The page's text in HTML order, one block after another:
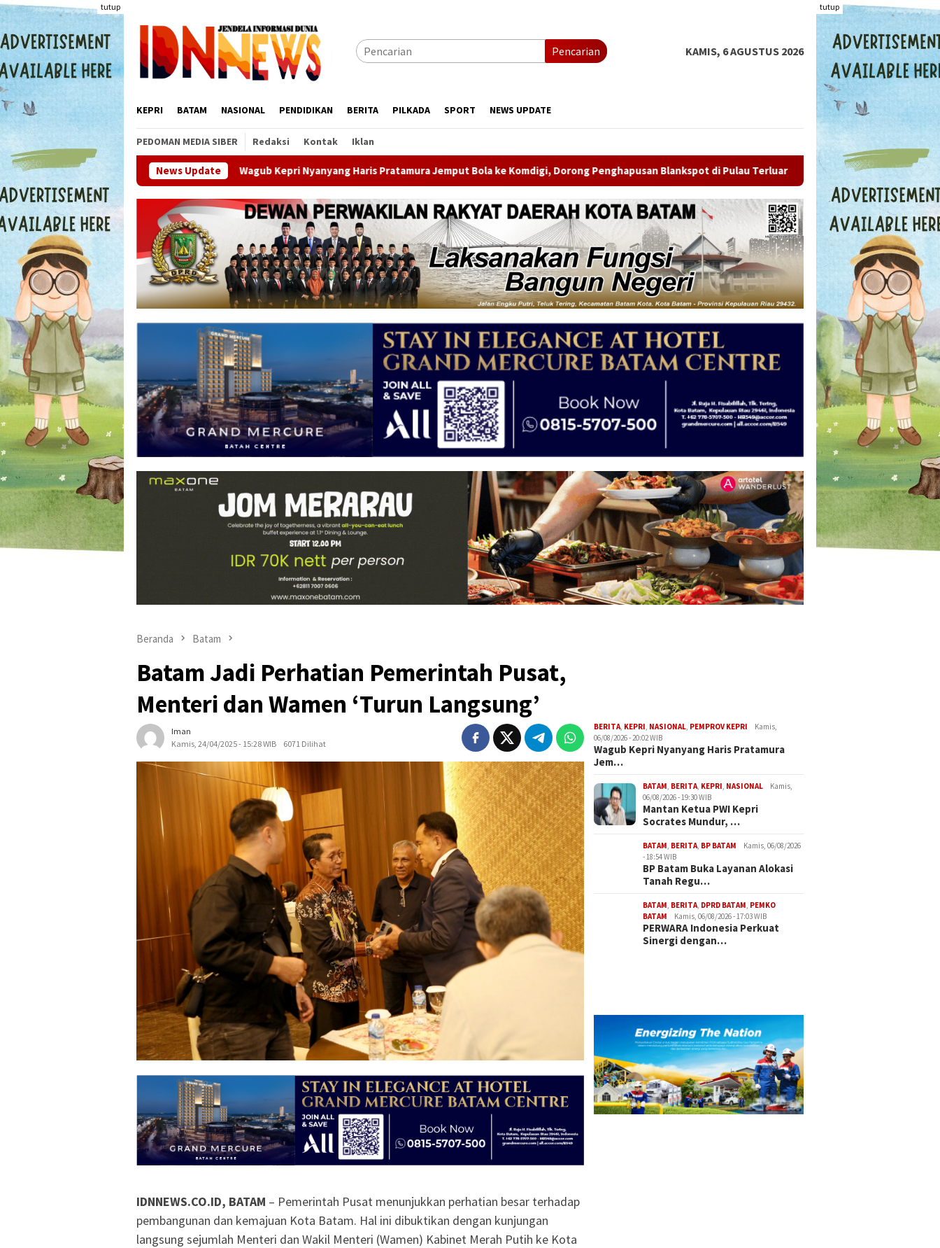
Loncat
ke
konten
tutup tutup
Pencarian KAMIS, 6 AGUSTUS 2026
KEPRI BATAM NASIONAL PENDIDIKAN BERITA PILKADA SPORT NEWS UPDATE
PEDOMAN MEDIA SIBER Redaksi Kontak Iklan
News Update
Wagub Kepri Nyanyang Haris Pratamura Jemput Bola ke Komdigi, Dorong Penghapusan Blankspot di Pulau Terluar Mantan Ketua PWI Kepri Socrates Mundur,
Beranda Batam
Batam Jadi Perhatian Pemerintah Pusat,
Menteri dan Wamen ‘Turun Langsung’
Iman
Kamis, 24/04/2025 - 15:28 WIB
6071 Dilihat
IDNNEWS.CO.ID, BATAM – Pemerintah Pusat menunjukkan perhatian besar terhadap
pembangunan dan kemajuan Kota Batam. Hal ini dibuktikan dengan kunjungan
langsung sejumlah Menteri dan Wakil Menteri (Wamen) Kabinet Merah Putih ke Kota
BERITA, KEPRI, NASIONAL, PEMPROV KEPRI
Kamis,
06/08/2026 - 20:02 WIB
Wagub Kepri Nyanyang Haris Pratamura
Jem…
BATAM, BERITA, KEPRI, NASIONAL
Kamis,
06/08/2026 - 19:30 WIB
Mantan Ketua PWI Kepri
Socrates Mundur, …
BATAM, BERITA, BP BATAM
Kamis, 06/08/2026
- 18:54 WIB
BP Batam Buka Layanan Alokasi
Tanah Regu…
BATAM, BERITA, DPRD BATAM, PEMKO
BATAM
Kamis, 06/08/2026 - 17:03 WIB
PERWARA Indonesia Perkuat
Sinergi dengan…